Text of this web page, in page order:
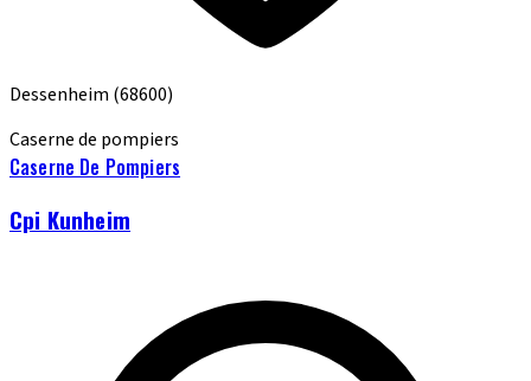
Dessenheim (68600)
Caserne de pompiers
Caserne De Pompiers
Cpi Kunheim